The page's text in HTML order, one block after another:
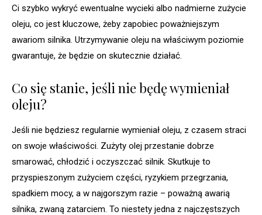
Ci szybko wykryć ewentualne wycieki albo nadmierne zużycie
oleju, co jest kluczowe, żeby zapobiec poważniejszym
awariom silnika. Utrzymywanie oleju na właściwym poziomie
gwarantuje, że będzie on skutecznie działać.
Co się stanie, jeśli nie będę wymieniał
oleju?
Jeśli nie będziesz regularnie wymieniał oleju, z czasem straci
on swoje właściwości. Zużyty olej przestanie dobrze
smarować, chłodzić i oczyszczać silnik. Skutkuje to
przyspieszonym zużyciem części, ryzykiem przegrzania,
spadkiem mocy, a w najgorszym razie – poważną awarią
silnika, zwaną zatarciem. To niestety jedna z najczęstszych